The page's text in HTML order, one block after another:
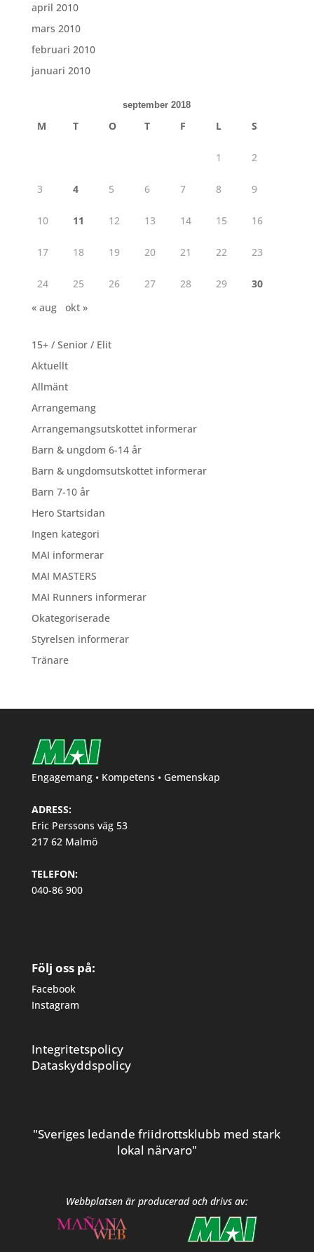
april 2010
mars 2010
februari 2010
januari 2010
september 2018
M T O T F L S
1 2
3 4 5 6 7 8 9
10 11 12 13 14 15 16
17 18 19 20 21 22 23
24 25 26 27 28 29
30
« aug
okt »
15+ / Senior / Elit
Aktuellt
Allmänt
Arrangemang
Arrangemangsutskottet informerar
Barn & ungdom 6-14 år
Barn & ungdomsutskottet informerar
Barn 7-10 år
Hero Startsidan
Ingen kategori
MAI informerar
MAI MASTERS
MAI Runners informerar
Okategoriserade
Styrelsen informerar
Tränare
Engagemang • Kompetens • Gemenskap
ADRESS:
Eric Perssons väg 53
217 62 Malmö
TELEFON:
040-86 900
Följ oss på:
Facebook
Instagram
Integritetspolicy
Dataskyddspolicy
"Sveriges ledande friidrottsklubb med stark
lokal närvaro"
Webbplatsen är producerad och drivs av: